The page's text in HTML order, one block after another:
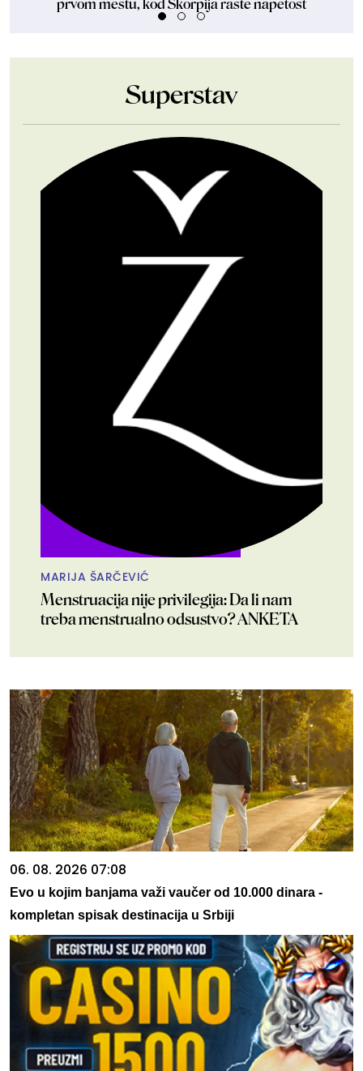
prvom mestu, kod Škorpija raste napetost
Superstav
MARIJA ŠARČEVIĆ
Menstruacija nije privilegija: Da li nam
treba menstrualno odsustvo? ANKETA
06. 08. 2026 07:08
Evo u kojim banjama važi vaučer od 10.000 dinara -
kompletan spisak destinacija u Srbiji